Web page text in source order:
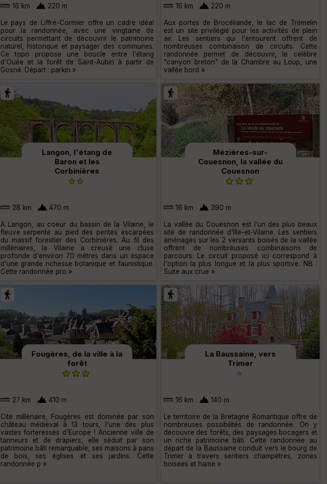
16 km 220 m
Le pays de Liffré-Cormier offre un cadre idéal
pour la randonnée, avec une vingtaine de
circuits permettant de découvrir le patrimoine
naturel, historique et paysager des communes.
Ce topo propose une boucle entre l'étang
d'Ouée et la forêt de Saint-Aubin à partir de
Gosné. Départ : parkin »
16 km 220 m
Aux portes de Brocéliande, le lac de Trémelin
est un site privilégié pour les activités de plein
air. Les sentiers qui l'entourent offrent de
nombreuses combinaison de circuits. Cette
randonnée permet de découvrir, le célèbre
"canyon breton" de la Chambre au Loup, une
vallée bord »
Langon, l'étang de
Baron et les
Corbinières
28 km 470 m
A Langon, au coeur du bassin de la Vilaine, le
fleuve serpente au pied des pentes escarpées
du massif forestier des Corbinières. Au fil des
millénaires, la Vilaine a creusé une cluse
profonde d'environ 70 mètres dans un espace
d'une grande richesse botanique et faunistique.
Cette randonnée pro »
Mézières-sur-
Couesnon, la vallée du
Couesnon
16 km 390 m
La vallée du Couesnon est l'un des plus beaux
site de randonnée d'Ille-et-Vilaine. Les sentiers
aménagés sur les 2 versants boisés de la vallée
offrent de nombreuses combinaisons de
parcours. Le circuit proposé ici correspond à
l'option la plus longue et la plus sportive. NB :
Suite aux crue »
Fougères, de la ville à la
forêt
27 km 410 m
Cité millénaire, Fougères est dominée par son
château médiéval à 13 tours, l'une des plus
vastes forteresses d’Europe ! Ancienne ville de
tanneurs et de drapiers, elle séduit par son
patrimoine bâti remarquable, ses maisons à pans
de bois, ses églises et ses jardins. Cette
randonnée p »
La Baussaine, vers
Trimer
16 km 140 m
Le territoire de la Bretagne Romantique offre de
nombreuses possibilités de randonnée. On y
découvre des forêts, des paysages bocagers et
un riche patrimoine bâti. Cette randonnée au
départ de la Baussaine conduit vers le bourg de
Trimer à travers sentiers champêtres, zones
boisées et hame »